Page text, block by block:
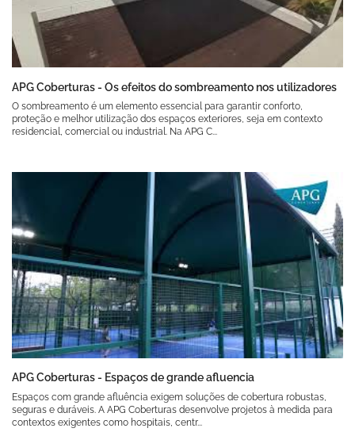
APG Coberturas - Os efeitos do sombreamento nos utilizadores
O sombreamento é um elemento essencial para garantir conforto,
proteção e melhor utilização dos espaços exteriores, seja em contexto
residencial, comercial ou industrial. Na APG C...
APG Coberturas - Espaços de grande afluencia
Espaços com grande afluência exigem soluções de cobertura robustas,
seguras e duráveis. A APG Coberturas desenvolve projetos à medida para
contextos exigentes como hospitais, centr...